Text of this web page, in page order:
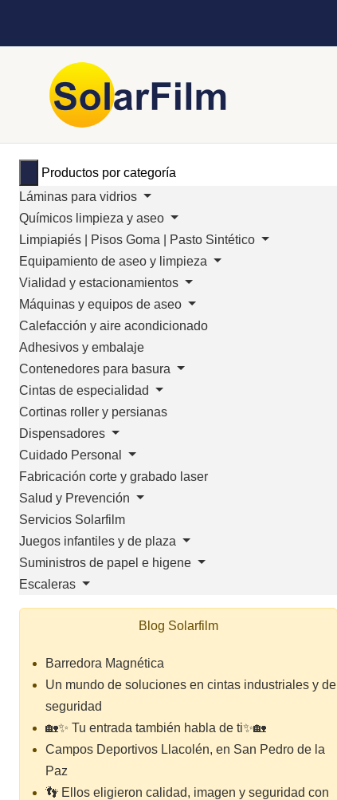
Productos por categoría
Láminas para vidrios
Químicos limpieza y aseo
Limpiapiés | Pisos Goma | Pasto Sintético
Equipamiento de aseo y limpieza
Vialidad y estacionamientos
Máquinas y equipos de aseo
Calefacción y aire acondicionado
Adhesivos y embalaje
Contenedores para basura
Cintas de especialidad
Cortinas roller y persianas
Dispensadores
Cuidado Personal
Fabricación corte y grabado laser
Salud y Prevención
Servicios Solarfilm
Juegos infantiles y de plaza
Suministros de papel e higene
Escaleras
Blog Solarfilm
Barredora Magnética
Un mundo de soluciones en cintas industriales y de
seguridad
🏡✨ Tu entrada también habla de ti✨🏡
Campos Deportivos Llacolén, en San Pedro de la
Paz
👣 Ellos eligieron calidad, imagen y seguridad con